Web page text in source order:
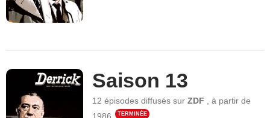
Saison 13
12 épisodes diffusés surZDF ,à partir de
TERMINÉE